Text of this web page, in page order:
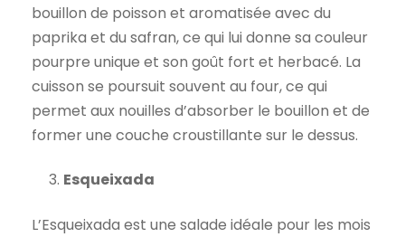
bouillon de poisson et aromatisée avec du
paprika et du safran, ce qui lui donne sa couleur
pourpre unique et son goût fort et herbacé. La
cuisson se poursuit souvent au four, ce qui
permet aux nouilles d’absorber le bouillon et de
former une couche croustillante sur le dessus.
Esqueixada
L’Esqueixada est une salade idéale pour les mois